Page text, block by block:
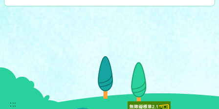
:::